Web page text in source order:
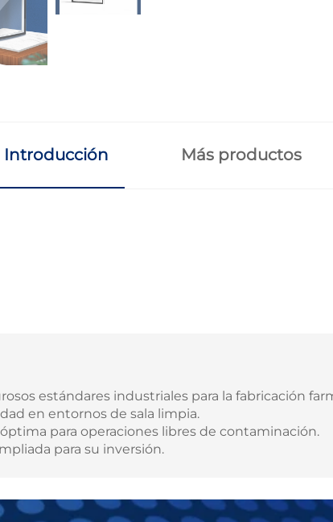
Introducción Más productos
estándares industriales para la fabricación
en entornos de sala limpia.
para operaciones libres de contaminación.
para su inversión.